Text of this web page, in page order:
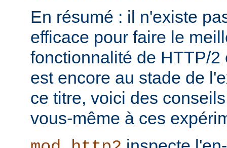
En résumé : il n'existe
efficace pour faire le
fonctionnalité de HTTP/2
est encore au stade de
ce titre, voici des
vous-même à ces